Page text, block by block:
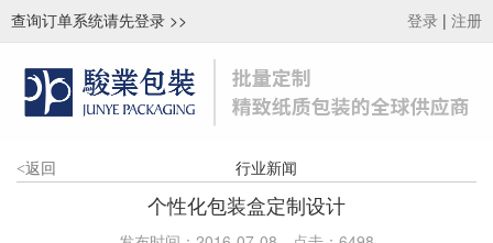
查询订单系统请先登录 >> 登录 | 注册
<返回 行业新闻
个性化包装盒定制设计